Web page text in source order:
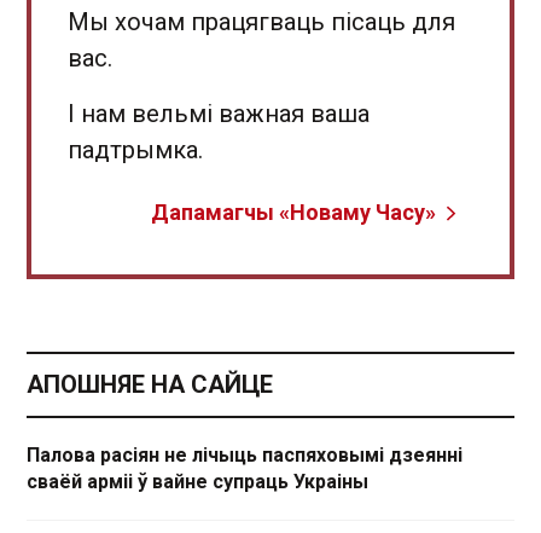
Мы хочам працягваць пісаць для
вас.
І нам вельмі важная ваша
падтрымка.
Дапамагчы «Новаму Часу»
АПОШНЯЕ НА САЙЦЕ
Палова расіян не лічыць паспяховымі дзеянні
сваёй арміі ў вайне супраць Украіны